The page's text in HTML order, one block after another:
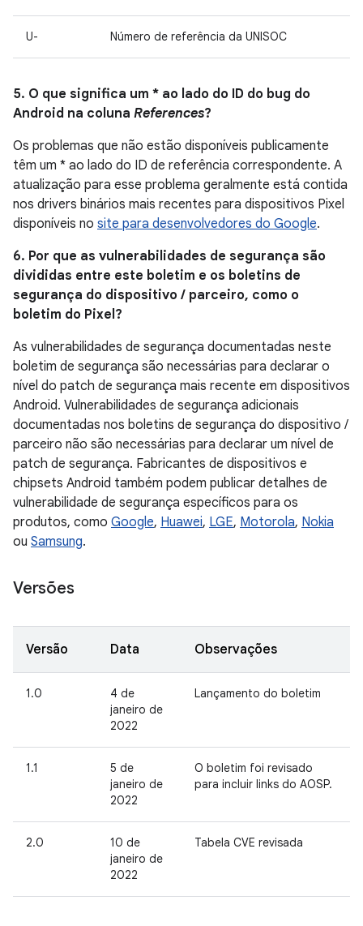
U- Número de referência da UNISOC
5. O que significa um * ao lado do ID do bug do
Android na coluna References?
Os problemas que não estão disponíveis publicamente
têm um * ao lado do ID de referência correspondente. A
atualização para esse problema geralmente está contida
nos drivers binários mais recentes para dispositivos Pixel
disponíveis no site para desenvolvedores do Google.
6. Por que as vulnerabilidades de segurança são
divididas entre este boletim e os boletins de
segurança do dispositivo / parceiro, como o
boletim do Pixel?
As vulnerabilidades de segurança documentadas neste
boletim de segurança são necessárias para declarar o
nível do patch de segurança mais recente em dispositivos
Android. Vulnerabilidades de segurança adicionais
documentadas nos boletins de segurança do dispositivo /
parceiro não são necessárias para declarar um nível de
patch de segurança. Fabricantes de dispositivos e
chipsets Android também podem publicar detalhes de
vulnerabilidade de segurança específicos para os
produtos, como Google, Huawei, LGE, Motorola, Nokia
ou Samsung.
Versões
Versão Data Observações
1.0
4 de
janeiro de
2022
Lançamento do boletim
1.1
5 de
janeiro de
2022
O boletim foi revisado
para incluir links do AOSP.
2.0
10 de
janeiro de
2022
Tabela CVE revisada